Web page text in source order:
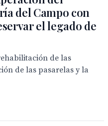
del Campo con
el legado de
de las
de las pasarelas y la